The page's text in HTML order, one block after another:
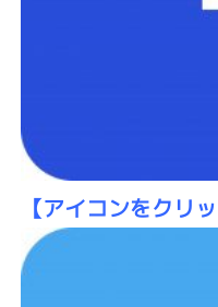
【アイコンをクリ